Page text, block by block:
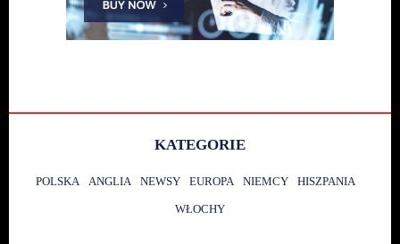
KATEGORIE
POLSKA ANGLIA NEWSY EUROPA NIEMCY HISZPANIA
WŁOCHY